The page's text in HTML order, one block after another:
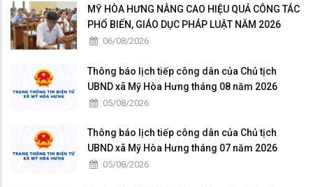
MỸ HÒA HƯNG NÂNG CAO HIỆU QUẢ CÔNG TÁC
PHỔ BIẾN, GIÁO DỤC PHÁP LUẬT NĂM 2026
06/08/2026
Thông báo lịch tiếp công dân của Chủ tịch
UBND xã Mỹ Hòa Hưng tháng 08 năm 2026
05/08/2026
Thông báo lịch tiếp công dân của Chủ tịch
UBND xã Mỹ Hòa Hưng tháng 07 năm 2026
05/08/2026